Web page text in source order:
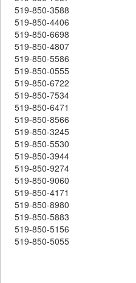
519-850-3588
519-850-4406
519-850-6698
519-850-4807
519-850-5586
519-850-0555
519-850-6722
519-850-7534
519-850-6471
519-850-8566
519-850-3245
519-850-5530
519-850-3944
519-850-9274
519-850-9060
519-850-4171
519-850-8980
519-850-5883
519-850-5156
519-850-5055